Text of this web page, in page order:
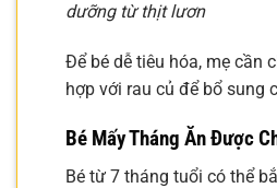
dưỡng từ thịt lươn
Để bé dễ tiêu hóa, mẹ cần
hợp với rau củ để bổ sung
Bé Mấy Tháng Ăn Được
Bé từ 7 tháng tuổi có thể